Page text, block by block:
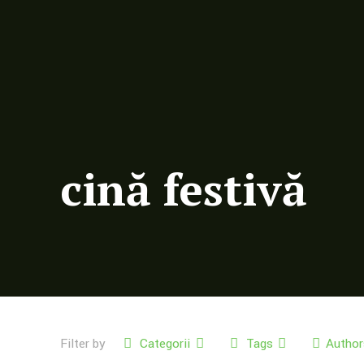
cină festivă
Filter by Categorii Tags